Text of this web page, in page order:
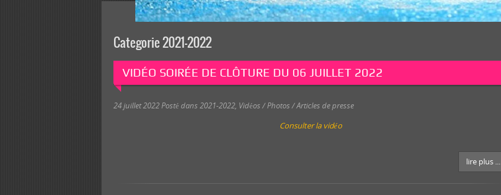
Categorie 2021-2022
VIDÉO SOIRÉE DE CLÔTURE DU 06 JUILLET 2022
24 juillet 2022Posté dans 2021-2022, Vidéos / Photos / Articles de presse
Consulter la vidéo
lire plus ...